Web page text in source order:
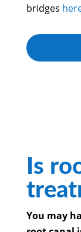
bridges
Is
You may